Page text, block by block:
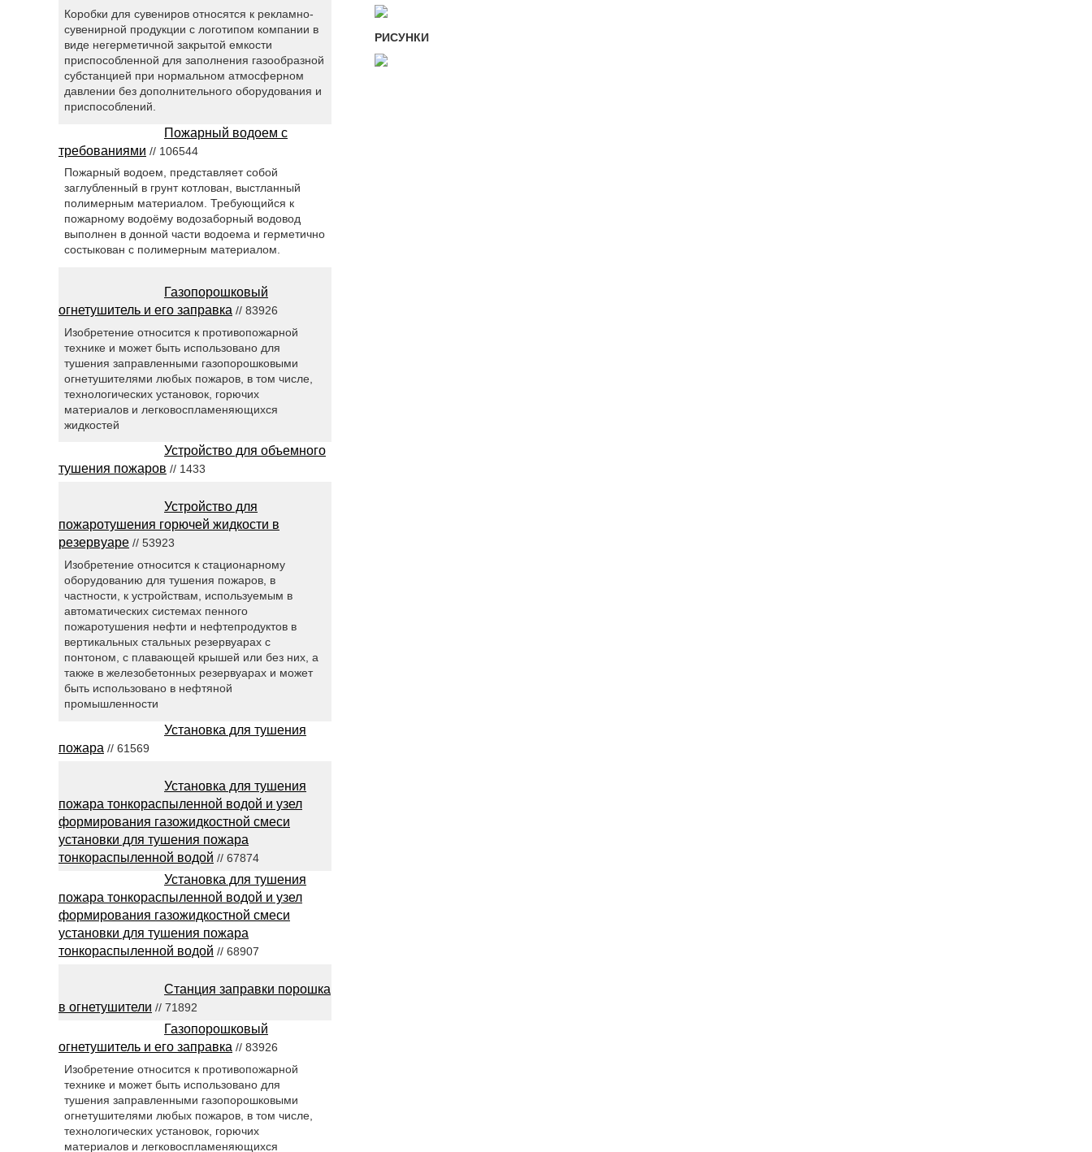
РИСУНКИ
Коробки для сувениров относятся к рекламно-
сувенирной продукции с логотипом компании в
виде негерметичной закрытой емкости
приспособленной для заполнения газообразной
субстанцией при нормальном атмосферном
давлении без дополнительного оборудования и
приспособлений.
Пожарный водоем с
требованиями // 106544
Пожарный водоем, представляет собой
заглубленный в грунт котлован, выстланный
полимерным материалом. Требующийся к
пожарному водоёму водозаборный водовод
выполнен в донной части водоема и герметично
состыкован с полимерным материалом.
Газопорошковый
огнетушитель и его заправка // 83926
Изобретение относится к противопожарной
технике и может быть использовано для
тушения заправленными газопорошковыми
огнетушителями любых пожаров, в том числе,
технологических установок, горючих
материалов и легковоспламеняющихся
жидкостей
Устройство для объемного
тушения пожаров // 1433
Устройство для
пожаротушения горючей жидкости в
резервуаре // 53923
Изобретение относится к стационарному
оборудованию для тушения пожаров, в
частности, к устройствам, используемым в
автоматических системах пенного
пожаротушения нефти и нефтепродуктов в
вертикальных стальных резервуарах с
понтоном, с плавающей крышей или без них, а
также в железобетонных резервуарах и может
быть использовано в нефтяной
промышленности
Установка для тушения
пожара // 61569
Установка для тушения
пожара тонкораспыленной водой и узел
формирования газожидкостной смеси
установки для тушения пожара
тонкораспыленной водой // 67874
Установка для тушения
пожара тонкораспыленной водой и узел
формирования газожидкостной смеси
установки для тушения пожара
тонкораспыленной водой // 68907
Станция заправки порошка
в огнетушители // 71892
Газопорошковый
огнетушитель и его заправка // 83926
Изобретение относится к противопожарной
технике и может быть использовано для
тушения заправленными газопорошковыми
огнетушителями любых пожаров, в том числе,
технологических установок, горючих
материалов и легковоспламеняющихся